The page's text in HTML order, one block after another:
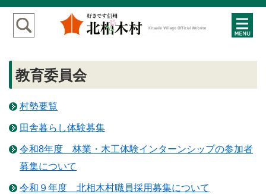
教育委員会
村勢要覧
田舎暮らし体験募集
令和8年度 林業・木工体験インターンシップの参加者
募集について
令和９年度 北相木村職員採用募集について